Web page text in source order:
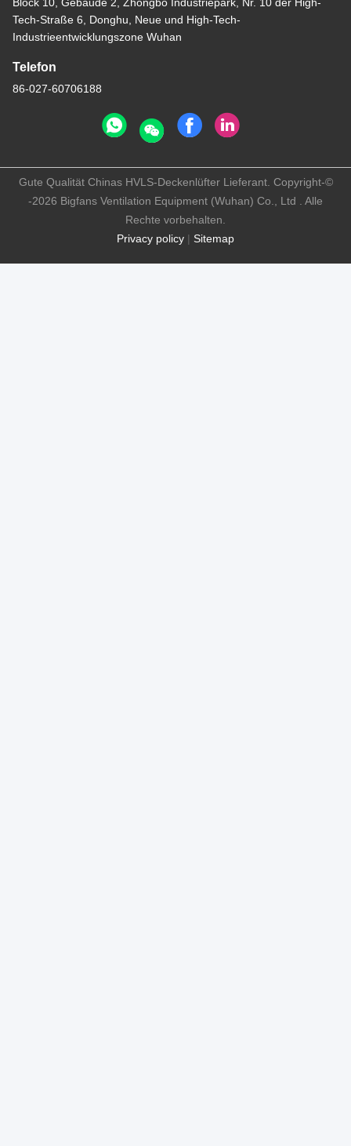
Tech-Straße 6, Donghu, Neue und High-Tech-
Industrieentwicklungszone Wuhan
Telefon
86-027-60706188
Privacy policy | Sitemap
Gute Qualität Chinas HVLS-Deckenlüfter Lieferant. Copyright-©
-2026 Bigfans Ventilation Equipment (Wuhan) Co., Ltd . Alle
Rechte vorbehalten.